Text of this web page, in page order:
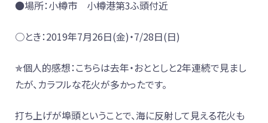
●場所：小樽市 小樽港第3ふ頭付近
○とき：2019年7月26日(金)・7/28日(日)
✯個人的感想：こちらは去年・おととしと2年連続で見まし
たが、カラフルな花火が多かったです。
打ち上げが埠頭ということで、海に反射して見える花火も